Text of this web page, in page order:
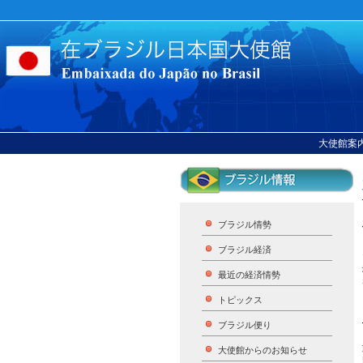
大使館案
ブラジル情勢
ブラジル経済
最近の経済情勢
トピックス
ブラジル便り
大使館からのお知らせ